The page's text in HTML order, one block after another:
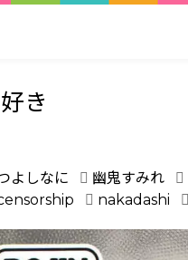
き
よしなに 幽鬼すみれ
nakadashi